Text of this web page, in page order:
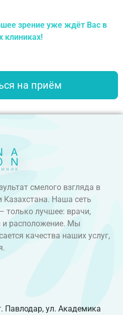
зрение уже ждёт Вас в
клиниках!
на приём
смелого взгляда в
Наша сеть
только лучшее: врачи,
и расположение. Мы
качества наших услуг,
Павлодар, ул. Академика